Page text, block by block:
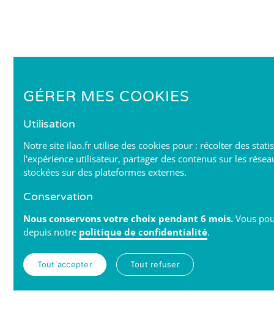
GÉRER MES COOKIES
Utilisation
Notre site ilao.fr utilise des cookies pour : récolter des
l'expérience utilisateur, partager des contenus sur les
stockées sur des plateformes externes.
Conservation
Nous conservons votre choix pendant 6 mois.Vous
depuis notre politique de confidentialité.
Tout accepter Tout refuser